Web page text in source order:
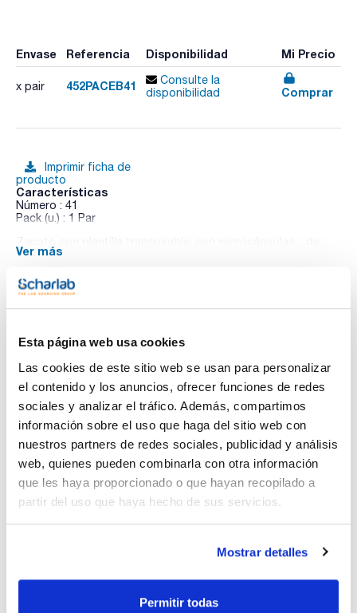
Esta página web usa cookies
Las cookies de este sitio web se usan para personalizar
el contenido y los anuncios, ofrecer funciones de redes
sociales y analizar el tráfico. Además, compartimos
información sobre el uso que haga del sitio web con
nuestros partners de redes sociales, publicidad y análisis
web, quienes pueden combinarla con otra información
que les haya proporcionado o que hayan recopilado a
partir del uso que haya hecho de sus servicios.
Mostrar detalles
Permitir todas
Envase Referencia Disponibilidad Mi Precio
x pair 452PACEB41
Consulte la
disponibilidad
Comprar
Imprimir ficha de
producto
Características
Número : 41
Pack (u.) : 1 Par
oxigeno activo para activar la circulación.
transpiración del pie.
Cierre con cordones, de color gris azulado.
La horma extra ancha en la zona del empeine y la puntera
Resistencia a la perforación hasta 1.100N.
Cumple con norma EN ISO 20345.
Nivel de protección: S1+P+SRC
Ver más
TDS / Ficha técnica
Regístrate para
descargas
Regístrate para
descargas
SDS/ Hoja de seguridad
Regístrate para
descargas
Los productos marcados con esta imagen son
productos marca Scharlau habitualmente en stock,
listos para una entrega inmediata.